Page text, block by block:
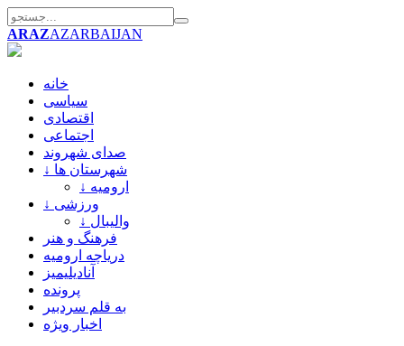
ARAZAZARBAIJAN
خانه
سیاسی
اقتصادی
اجتماعی
صدای شهروند
↓ شهرستان ها
↓ ارومیه
↓ ورزشی
↓ والیبال
فرهنگ و هنر
دریاچه ارومیه
آنادیلیمیز
پرونده
به قلم سردبیر
اخبار ویژه